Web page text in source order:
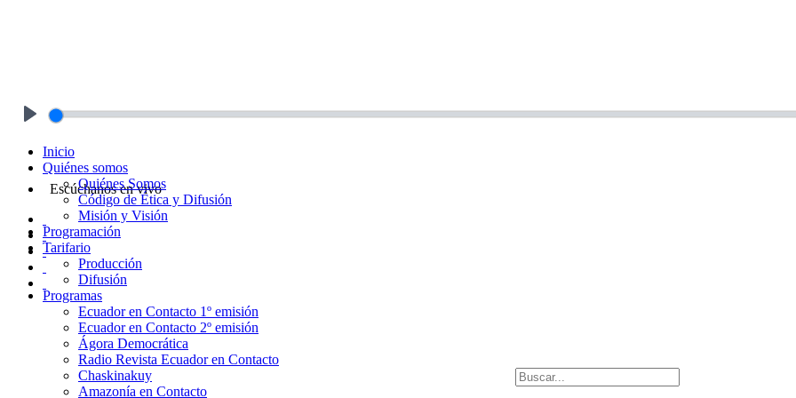
Escúchanos en vivo
Inicio
Quiénes somos
Quiénes Somos
Código de Ética y Difusión
Misión y Visión
Programación
Tarifario
Producción
Difusión
Programas
Ecuador en Contacto 1º emisión
Ecuador en Contacto 2º emisión
Ágora Democrática
Radio Revista Ecuador en Contacto
Chaskinakuy
Amazonía en Contacto